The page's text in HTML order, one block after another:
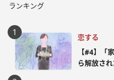
ランキング
恋する
【#4】「
ら解放さ